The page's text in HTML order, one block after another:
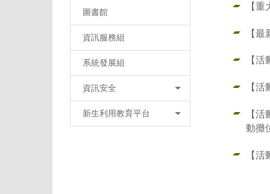
圖書館
資訊服務組
系統發展組
資訊安全
新生利用教育平台
【
【
【
【
【
動攤
【